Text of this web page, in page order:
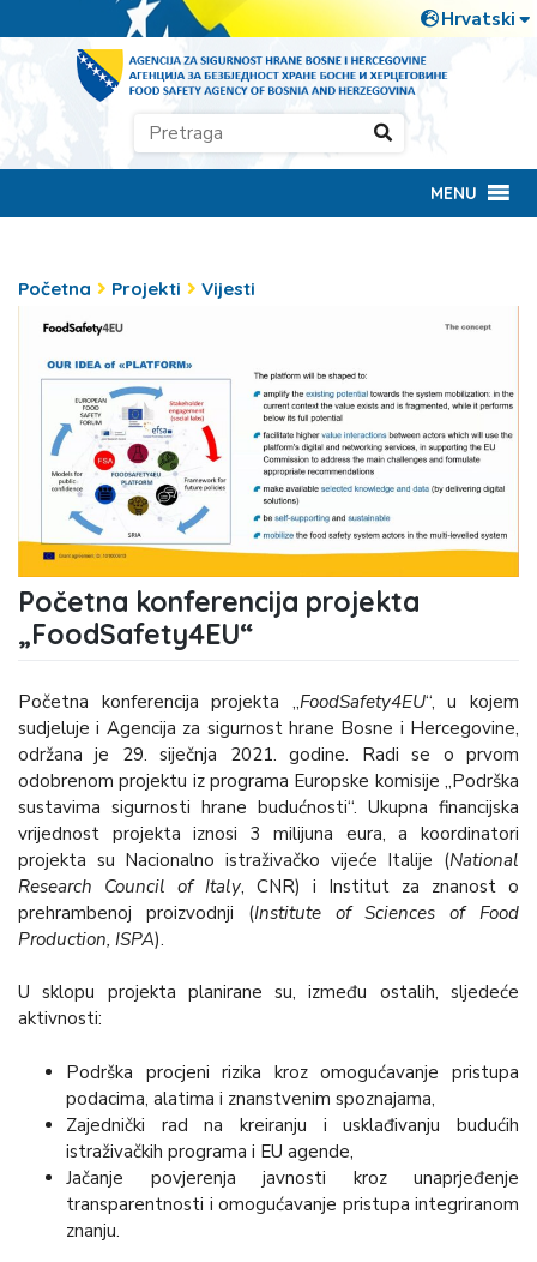
MENU
Početna Projekti Vijesti
Početna konferencija projekta
„FoodSafety4EU“
Početna konferencija projekta „FoodSafety4EU“, u kojem
sudjeluje i Agencija za sigurnost hrane Bosne i Hercegovine,
održana je 29. siječnja 2021. godine. Radi se o prvom
odobrenom projektu iz programa Europske komisije „Podrška
sustavima sigurnosti hrane budućnosti“. Ukupna financijska
vrijednost projekta iznosi 3 milijuna eura, a koordinatori
projekta su Nacionalno istraživačko vijeće Italije (National
Research Council of Italy, CNR) i Institut za znanost o
prehrambenoj proizvodnji (Institute of Sciences of Food
Production, ISPA).
U sklopu projekta planirane su, između ostalih, sljedeće
aktivnosti:
Podrška procjeni rizika kroz omogućavanje pristupa
podacima, alatima i znanstvenim spoznajama,
Zajednički rad na kreiranju i usklađivanju budućih
istraživačkih programa i EU agende,
Jačanje povjerenja javnosti kroz unaprjeđenje
transparentnosti i omogućavanje pristupa integriranom
znanju.